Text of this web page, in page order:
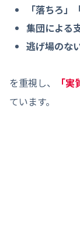
「落ちろ
集団による
逃げ場のな
を重視し、 「
ています。